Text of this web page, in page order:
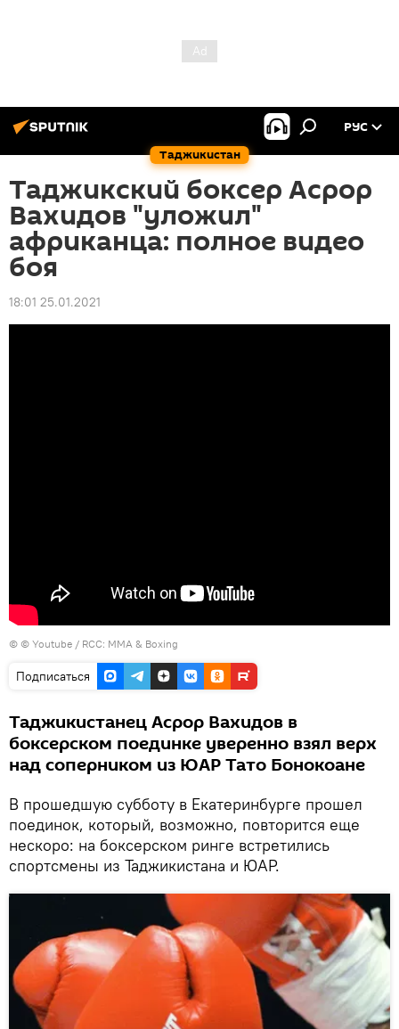
Таджикистан
РУС
Таджикский боксер Асрор
Вахидов "уложил"
африканца: полное видео
боя
18:01 25.01.2021
© © Youtube / RCC: MMA & Boxing
Подписаться
Таджикистанец Асрор Вахидов в
боксерском поединке уверенно взял верх
над соперником из ЮАР Тато Бонокоане
В прошедшую субботу в Екатеринбурге прошел
поединок, который, возможно, повторится еще
нескоро: на боксерском ринге встретились
спортсмены из Таджикистана и ЮАР.